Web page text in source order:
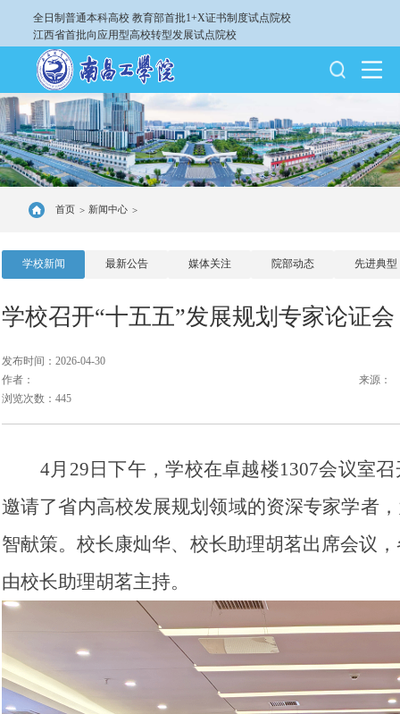
全日制普通本科高校 教育部首批1+X证书制度试点院校
江西省首批向应用型高校转型发展试点院校
首页 > 新闻中心 >
学校新闻 最新公告 媒体关注 院部动态 先进典型
学校召开“十五五”发展规划专家论证会
发布时间：2026-04-30
作者：
来源：
浏览次数：445
4月29日下午，学校在卓越楼1307会议室
邀请了省内高校发展规划领域的资深专家学者
智献策。校长康灿华、校长助理胡茗出席会议
由校长助理胡茗主持。